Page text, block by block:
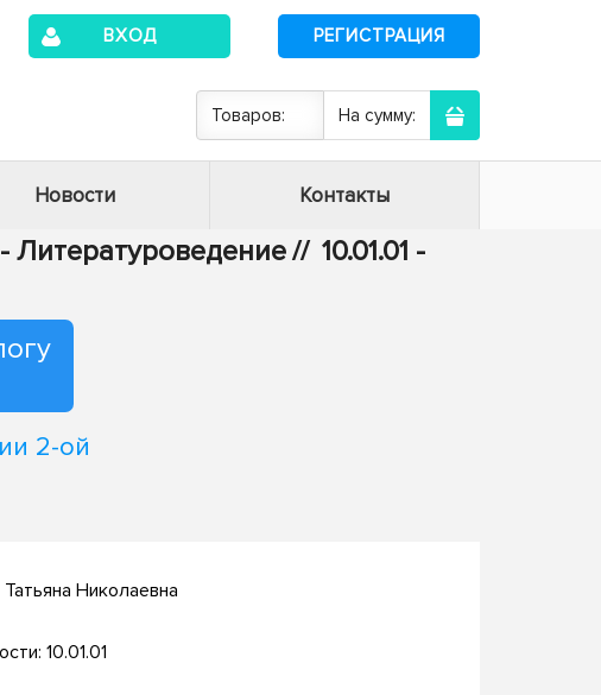
ВХОД РЕГИСТРАЦИЯ
Товаров: На сумму:
Новости Контакты
- Литературоведение// 10.01.01 -
2-ой
Николаевна
10.01.01